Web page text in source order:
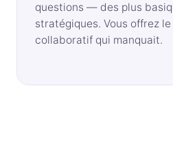
questions — des plus
stratégiques. Vous offrez
collaboratif qui manquait.